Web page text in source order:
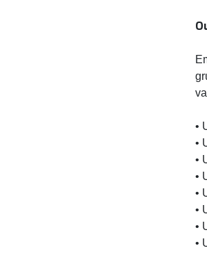
•
•
•
•
•
•
•
•